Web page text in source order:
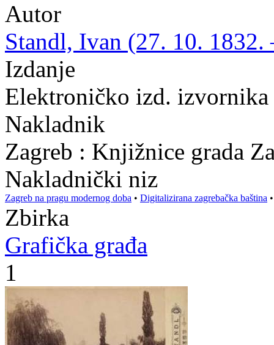
Autor
Standl, Ivan (27. 10. 1832.
Izdanje
Elektroničko izd. izvornika
Nakladnik
Zagreb : Knjižnice grada
Nakladnički niz
Zagreb na pragu modernog doba • Digitalizirana zagrebačka baština
Zbirka
Grafička građa
1